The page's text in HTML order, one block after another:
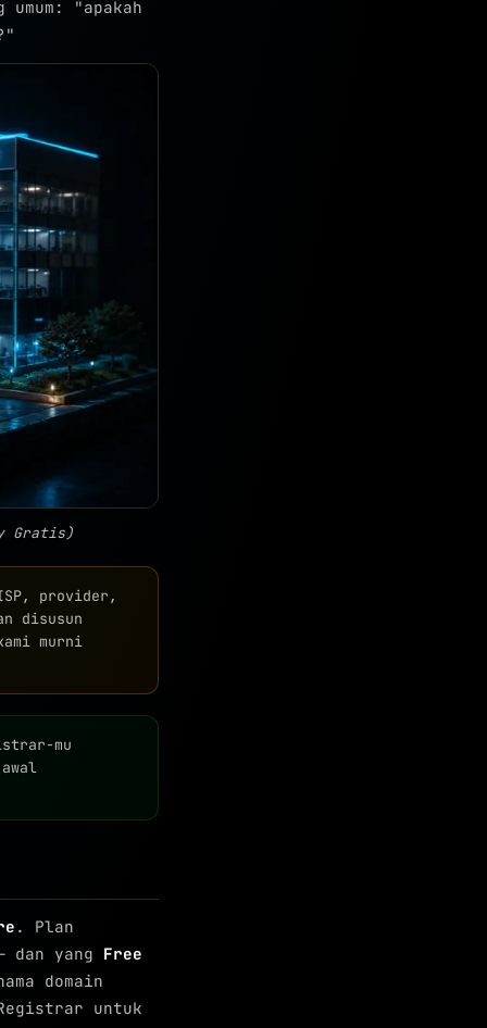
"apakah
Gratis)
provider,
disusun
murni
mu
. Plan
dan yang Free
domain
untuk